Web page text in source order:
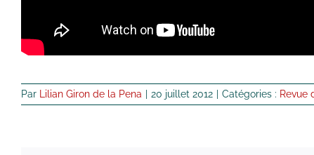
Par Lilian Giron de la Pena 20 juillet 2012 Catégories : Revue